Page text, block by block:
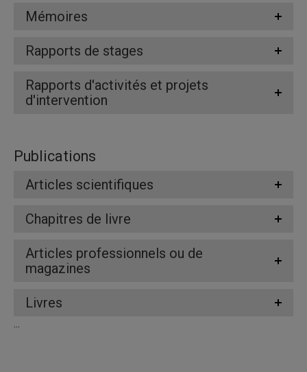
Mémoires
Rapports de stages
Rapports d'activités et projets
d'intervention
Publications
Articles scientifiques
Chapitres de livre
Articles professionnels ou de
magazines
Livres
...